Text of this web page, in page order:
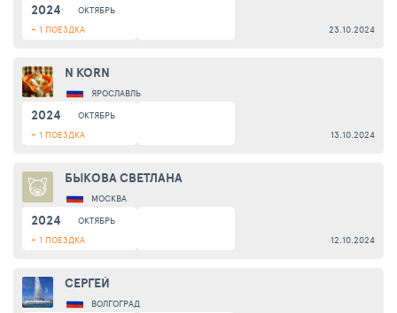
2024
ОКТЯБРЬ
+ 1 ПОЕЗДКА
23.10.2024
N KORN
ЯРОСЛАВЛЬ
2024
ОКТЯБРЬ
+ 1 ПОЕЗДКА
13.10.2024
БЫКОВА СВЕТЛАНА
МОСКВА
2024
ОКТЯБРЬ
+ 1 ПОЕЗДКА
12.10.2024
СЕРГЕЙ
ВОЛГОГРАД